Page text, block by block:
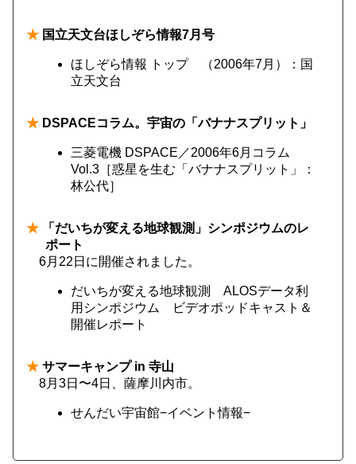
★ 国立天文台ほしぞら情報7月号
ほしぞら情報 トップ （2006年7月）：国
立天文台
★ DSPACEコラム。宇宙の「バナナスプリット」
三菱電機 DSPACE／2006年6月コラム
Vol.3［惑星を生む「バナナスプリット」：
林公代］
★ 「だいちが変える地球観測」シンポジウムのレ
ポート
6月22日に開催されました。
だいちが変える地球観測 ALOSデータ利
用シンポジウム ビデオポッドキャスト＆
開催レポート
★ サマーキャンプ in 寺山
8月3日〜4日、薩摩川内市。
せんだい宇宙館−イベント情報−